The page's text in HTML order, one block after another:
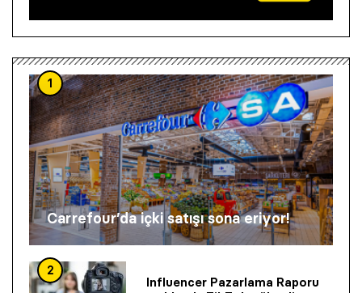
1
Carrefour’da içki satışı sona eriyor!
2
Influencer Pazarlama Raporu